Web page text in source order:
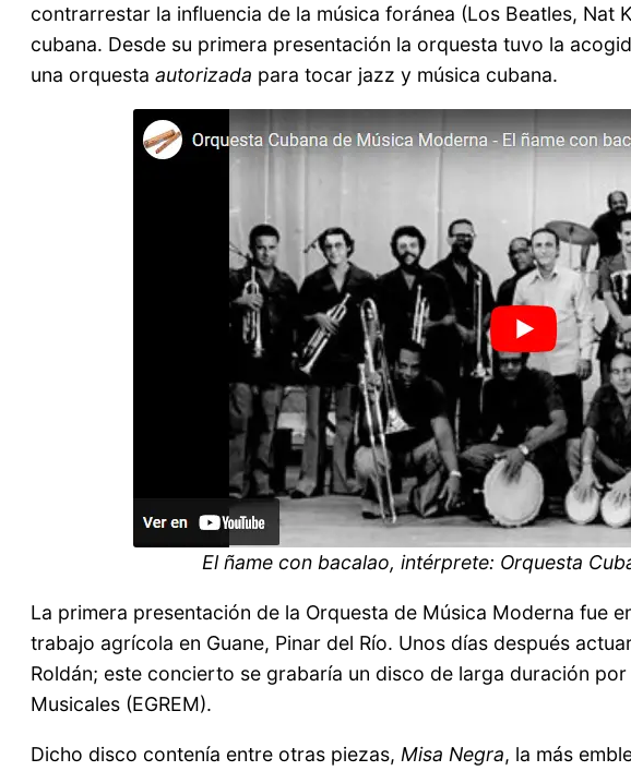
contrarrestar la influencia de la música foránea (Los Beatles, Nat
cubana. Desde su primera presentación la orquesta tuvo la
una orquesta autorizada para tocar jazz y música cubana.
El ñame con bacalao, intérprete: Orquesta
La primera presentación de la Orquesta de Música Moderna fue
trabajo agrícola en Guane, Pinar del Río. Unos días después
Roldán; este concierto se grabaría un disco de larga duración
Musicales (EGREM).
Dicho disco contenía entre otras piezas, Misa Negra, la más